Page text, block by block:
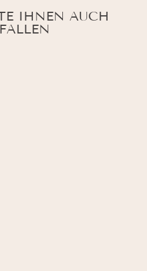
IHNEN AUCH